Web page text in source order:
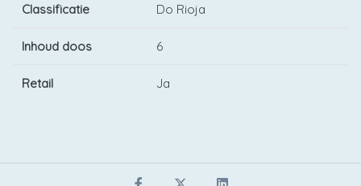
Classificatie Do Rioja
Inhoud doos 6
Retail Ja